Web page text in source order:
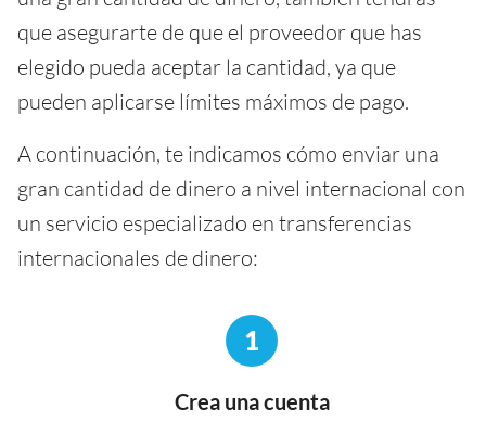
que asegurarte de que el proveedor que has
elegido pueda aceptar la cantidad, ya que
pueden aplicarse límites máximos de pago.
A continuación, te indicamos cómo enviar una
gran cantidad de dinero a nivel internacional con
un servicio especializado en transferencias
internacionales de dinero:
1
Crea una cuenta